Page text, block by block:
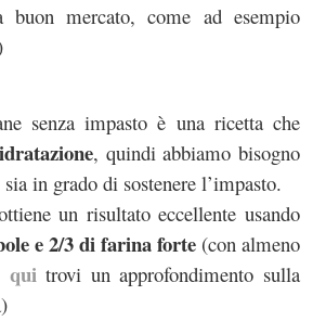
buon mercato, come ad esempio
senza impasto è una ricetta che
, quindi abbiamo bisogno
in grado di sostenere l’impasto.
un risultato eccellente usando
e 2/3 di farina forte (con almeno
qui trovi un approfondimento sulla